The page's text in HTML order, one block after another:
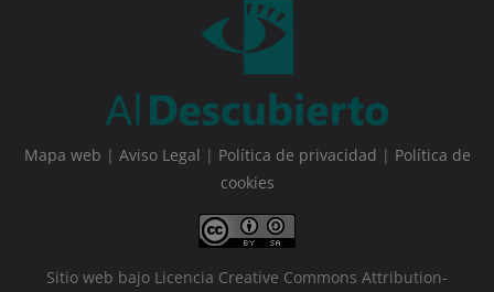
Mapa web | Aviso Legal | Política de privacidad | Política de
cookies
Sitio web bajo Licencia Creative Commons Attribution-